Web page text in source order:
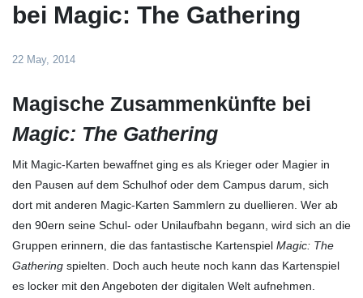
bei Magic: The Gathering
22 May, 2014
Magische Zusammenkünfte bei
Magic: The Gathering
Mit Magic-Karten bewaffnet ging es als Krieger oder Magier in
den Pausen auf dem Schulhof oder dem Campus darum, sich
dort mit anderen Magic-Karten Sammlern zu duellieren. Wer ab
den 90ern seine Schul- oder Unilaufbahn begann, wird sich an die
Gruppen erinnern, die das fantastische Kartenspiel Magic: The
Gathering spielten. Doch auch heute noch kann das Kartenspiel
es locker mit den Angeboten der digitalen Welt aufnehmen.